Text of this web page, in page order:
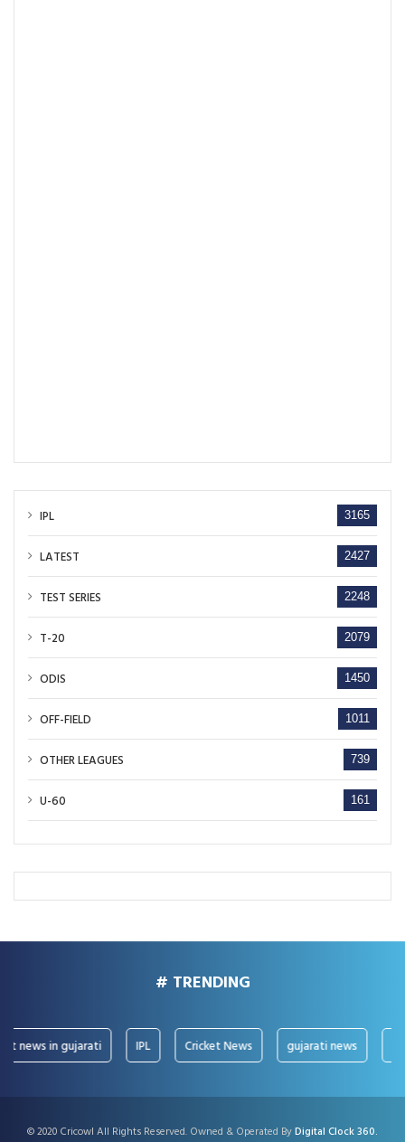
IPL 3165
LATEST 2427
TEST SERIES 2248
T-20 2079
ODIS 1450
OFF-FIELD 1011
OTHER LEAGUES 739
U-60 161
# TRENDING
in gujarati Cricket News gujarati news
© 2020 Cricowl All Rights Reserved. Owned & Operated ByDigital Clock 360.